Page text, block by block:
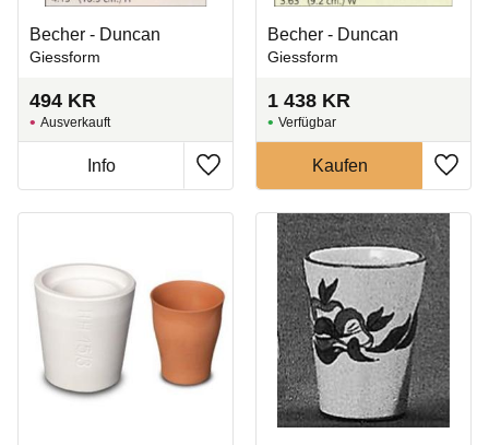
Becher - Duncan
Giessform
494 KR
Zu Favoriten hinzufügen
Ausverkauft
Becher - Duncan
Giessform
1 438 KR
Zu